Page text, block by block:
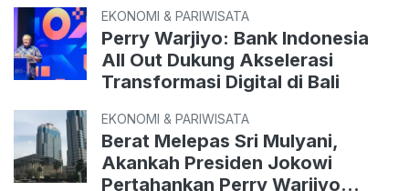
EKONOMI & PARIWISATA
Perry Warjiyo: Bank Indonesia
All Out Dukung Akselerasi
Transformasi Digital di Bali
EKONOMI & PARIWISATA
Berat Melepas Sri Mulyani,
Akankah Presiden Jokowi
Pertahankan Perry Warjiyo